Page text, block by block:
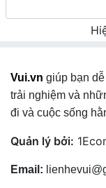
Vui.vn giúp bạn
trải nghiệm và
đi và cuộc sống
Quản lý bởi:
Email: